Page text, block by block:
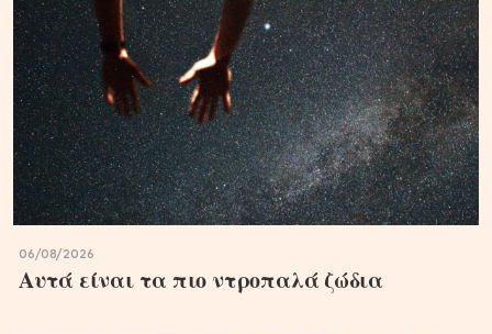
06/08/2026
Αυτά είναι τα πιο ντροπαλά ζώδια